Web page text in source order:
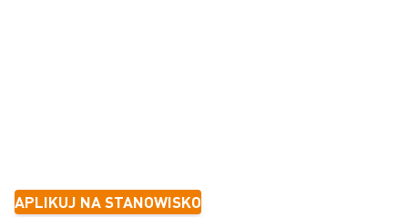
APLIKUJ NA STANOWISKO